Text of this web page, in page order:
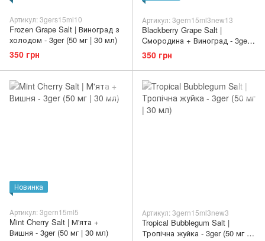
Артикул: 3gers15ml10
Frozen Grape Salt | Виноград з
холодом - 3ger (50 мг | 30 мл)
350 грн
Артикул: 3gern15ml3new13
Blackberry Grape Salt |
Cмородина + Виноград - 3ger
(50 мг | 30 мл)
350 грн
Новинка
Артикул: 3gern15ml5
Mint Cherry Salt | М'ята +
Вишня - 3ger (50 мг | 30 мл)
Артикул: 3gern15ml3new3
Tropical Bubblegum Salt |
Тропічна жуйка - 3ger (50 мг |